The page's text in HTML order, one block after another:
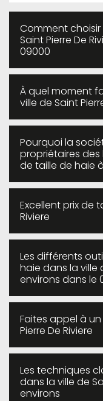
Comment choisir
Saint Pierre De
09000
À quel moment
ville de Saint
Pourquoi la
propriétaires
de taille de haie
Excellent prix de
Riviere
Les différents
haie dans la ville
environs dans le
Faites appel à
Pierre De Riviere
Les techniques
dans la ville de
environs